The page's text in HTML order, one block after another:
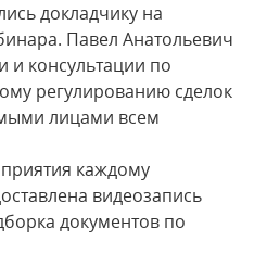
докладчику на
Павел Анатольевич
и консультации по
регулированию сделок
лицами всем
каждому
видеозапись
документов по